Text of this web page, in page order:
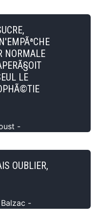
NORMALE
LE
-
OUBLIER,
-